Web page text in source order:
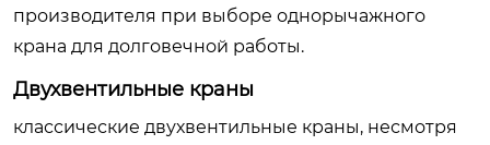
производителя при выборе однорычажного
крана для долговечной работы.
Двухвентильные краны
классические двухвентильные краны, несмотря